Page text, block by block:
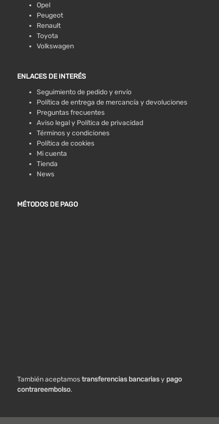
Opel
Peugeot
Renault
Toyota
Volkswagen
ENLACES DE INTERÉS
Seguimiento de pedido y envío
Política de entrega de mercancía y devoluciones
Preguntas frecuentes
Aviso legal y Política de privacidad
Términos y condiciones
Política de cookies
Mi cuenta
Tienda
News
MÉTODOS DE PAGO
También aceptamostransferencias bancariasy pago
contrareembolso.